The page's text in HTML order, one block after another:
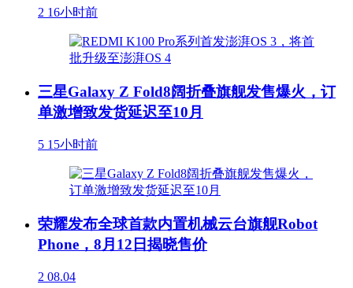
2 16小时前
三星Galaxy Z Fold8阔折叠旗舰发售爆火，订
单激增致发货延迟至10月
5 15小时前
荣耀发布全球首款内置机械云台旗舰Robot
Phone，8月12日揭晓售价
2 08.04